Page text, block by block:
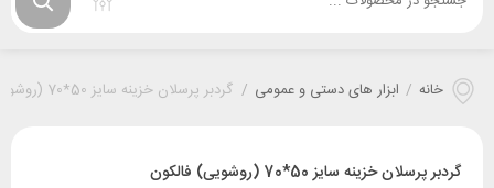
خانه / ابزار های دستی و عمومی / گردبر پرسلان خزینه سایز 50*70 (روشویی) فالکون
گردبر پرسلان خزینه سایز 50*70 (روشویی) فالکون